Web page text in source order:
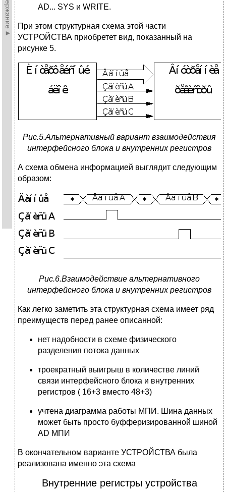
AD... SYS и WRITE.
При этом структурная схема этой части
УСТРОЙСТВА приобретет вид, показанный на
рисунке 5.
Рис.5.Альтернативный вариант взаимодействия
интерфейсного блока и внутренних регистров
А схема обмена информацией выглядит следующим
образом:
Рис.6.Взаимодействие альтернативного
интерфейсного блока и внутренних регистров
Как легко заметить эта структурная схема имеет ряд
преимуществ перед ранее описанной:
нет надобности в схеме физического
разделения потока данных
троекратный выигрыш в количестве линий
связи интерфейсного блока и внутренних
регистров ( 16+3 вместо 48+3)
учтена диаграмма работы МПИ. Шина данных
может быть просто буфферизированной шиной
AD МПИ
В окончательном варианте УСТРОЙСТВА была
реализована именно эта схема
Внутренние регистры устройства